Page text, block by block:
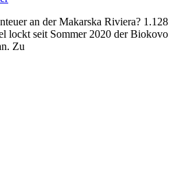
an der Makarska Riviera? 1.128
lockt seit Sommer 2020 der Biokovo
Zu